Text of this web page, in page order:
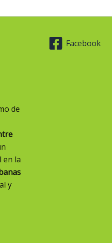
de
en la
y
Facebook